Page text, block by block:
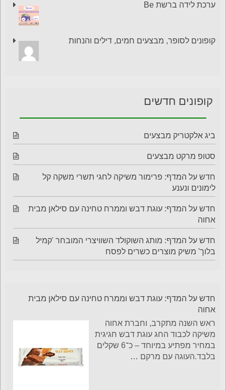
ערכת לידה ברשת Be
קופונים לסופר, מבצעים חמים, דילים והנחות
קופונים חדשים
ביג אלקטריק מבצעים
סטופ מרקט מבצעים
חדש על המדף: פרימור משיקה לחגי תשרי משקה קל
לימונים ונענע
חדש על המדף: עוגת דבש וממרח טחינה עם סילאן מבית
אחוה
חדש על המדף: מותג השוקולד השוויצרי המובחר 'קמיל
בלוך' משיק מוצרים כשרים לפסח
חדש על המדף: עוגת דבש וממרח טחינה עם סילאן מבית
אחוה
ראש השנה מתקרב, וחברת אחוה
משיקה לכבוד החג עוגת דבש חגיגית
במחיר מפתיע במיוחד – כ־6 שקלים
בלבד.העוגה עם מרקם …